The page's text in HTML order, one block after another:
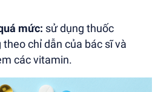
mức: sử dụng thuốc
chỉ dẫn của bác sĩ và
các vitamin.